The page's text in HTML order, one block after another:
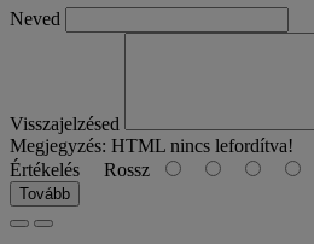
Neved
Visszajelzésed
Megjegyzés: HTML nincs lefordítva!
Értékelés Rossz
Tovább